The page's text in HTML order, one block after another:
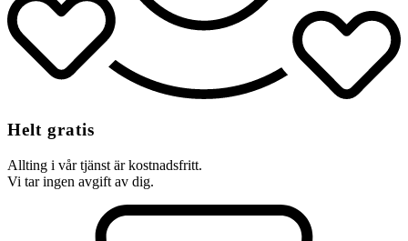
Helt gratis
Allting i vår tjänst är kostnadsfritt.
Vi tar ingen avgift av dig.